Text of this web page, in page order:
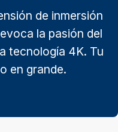
de inmersión
la pasión del
tecnología 4K. Tu
en grande.